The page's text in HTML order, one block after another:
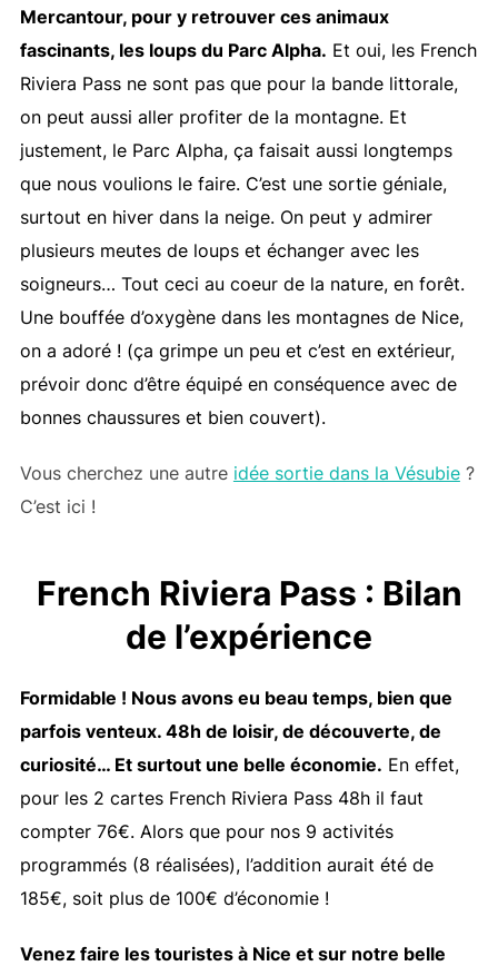
Mercantour, pour y retrouver ces animaux
fascinants, les loups du Parc Alpha. Et oui, les French
Riviera Pass ne sont pas que pour la bande littorale,
on peut aussi aller profiter de la montagne. Et
justement, le Parc Alpha, ça faisait aussi longtemps
que nous voulions le faire. C’est une sortie géniale,
surtout en hiver dans la neige. On peut y admirer
plusieurs meutes de loups et échanger avec les
soigneurs… Tout ceci au coeur de la nature, en forêt.
Une bouffée d’oxygène dans les montagnes de Nice,
on a adoré ! (ça grimpe un peu et c’est en extérieur,
prévoir donc d’être équipé en conséquence avec de
bonnes chaussures et bien couvert).
Vous cherchez une autre idée sortie dans la Vésubie?
C’est ici !
French Riviera Pass : Bilan
de l’expérience
Formidable ! Nous avons eu beau temps, bien que
parfois venteux. 48h de loisir, de découverte, de
curiosité… Et surtout une belle économie. En effet,
pour les 2 cartes French Riviera Pass 48h il faut
compter 76€. Alors que pour nos 9 activités
programmés (8 réalisées), l’addition aurait été de
185€, soit plus de 100€ d’économie !
Venez faire les touristes à Nice et sur notre belle